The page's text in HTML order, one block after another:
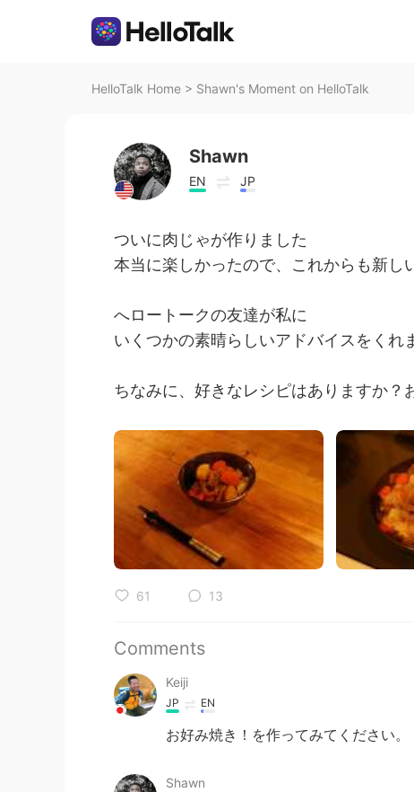
HelloTalk Home > Shawn's Moment on HelloTalk
Shawn
EN JP
ついに肉じゃが作りました
本当に楽しかったので、これからも新し
へロートークの友達が私に
いくつかの素晴らしいアドバイスをくれ
ちなみに、好きなレシピはありますか？
61 13
Comments
Keiji
JP EN
お好み焼き！を作ってみてください
Shawn